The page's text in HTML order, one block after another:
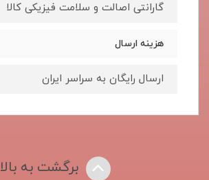
گارانتی اصالت و سلامت فیزیکی کالا
هزینه ارسال
ارسال رایگان به سراسر ایران
برگشت به بالا